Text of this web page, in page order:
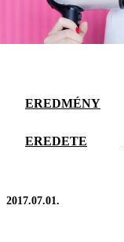
EREDMÉNY
EREDETE
2017.07.01.